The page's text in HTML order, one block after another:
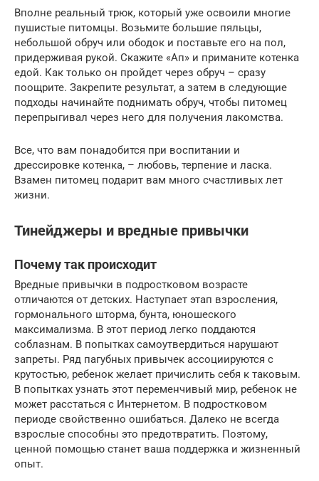
Вполне реальный трюк, который уже освоили многие
пушистые питомцы. Возьмите большие пяльцы,
небольшой обруч или ободок и поставьте его на пол,
придерживая рукой. Скажите «Ап» и приманите котенка
едой. Как только он пройдет через обруч – сразу
поощрите. Закрепите результат, а затем в следующие
подходы начинайте поднимать обруч, чтобы питомец
перепрыгивал через него для получения лакомства.
Все, что вам понадобится при воспитании и
дрессировке котенка, – любовь, терпение и ласка.
Взамен питомец подарит вам много счастливых лет
жизни.
Тинейджеры и вредные привычки
Почему так происходит
Вредные привычки в подростковом возрасте
отличаются от детских. Наступает этап взросления,
гормонального шторма, бунта, юношеского
максимализма. В этот период легко поддаются
соблазнам. В попытках самоутвердиться нарушают
запреты. Ряд пагубных привычек ассоциируются с
крутостью, ребенок желает причислить себя к таковым.
В попытках узнать этот переменчивый мир, ребенок не
может расстаться с Интернетом. В подростковом
периоде свойственно ошибаться. Далеко не всегда
взрослые способны это предотвратить. Поэтому,
ценной помощью станет ваша поддержка и жизненный
опыт.